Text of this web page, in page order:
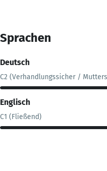
Sprachen
Deutsch
C2 (Verhandlungssicher /
Englisch
C1 (Fließend)